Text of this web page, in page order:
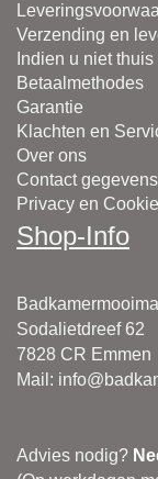
Verzending en
Indien u niet thuis
Betaalmethodes
Garantie
Klachten en
Over ons
Contact gegevens
Privacy en
Shop-Info
Sodalietdreef 62
7828 CR Emmen
Mail :
Advies nodig?